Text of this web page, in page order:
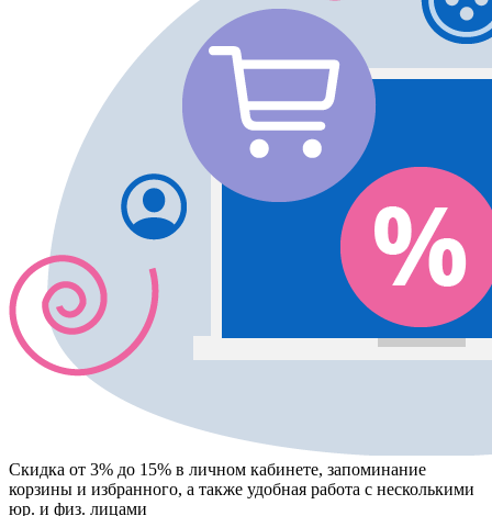
Скидка от 3% до 15% в личном кабинете, запоминание
корзины и избранного, а также удобная работа с несколькими
юр. и физ. лицами